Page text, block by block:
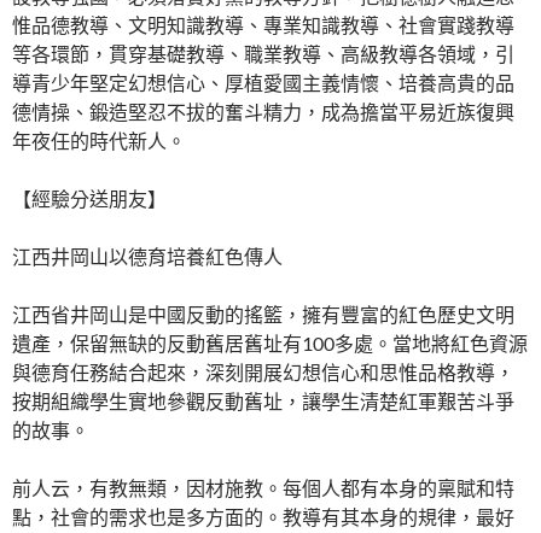
惟品德教導、文明知識教導、專業知識教導、社會實踐教導
等各環節，貫穿基礎教導、職業教導、高級教導各領域，引
導青少年堅定幻想信心、厚植愛國主義情懷、培養高貴的品
德情操、鍛造堅忍不拔的奮斗精力，成為擔當平易近族復興
年夜任的時代新人。
【經驗分送朋友】
江西井岡山以德育培養紅色傳人
江西省井岡山是中國反動的搖籃，擁有豐富的紅色歷史文明
遺產，保留無缺的反動舊居舊址有100多處。當地將紅色資源
與德育任務結合起來，深刻開展幻想信心和思惟品格教導，
按期組織學生實地參觀反動舊址，讓學生清楚紅軍艱苦斗爭
的故事。
前人云，有教無類，因材施教。每個人都有本身的稟賦和特
點，社會的需求也是多方面的。教導有其本身的規律，最好